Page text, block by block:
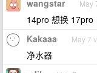
wangstar May
14pro 想换 17pro
Kakaaa May 7
净水器